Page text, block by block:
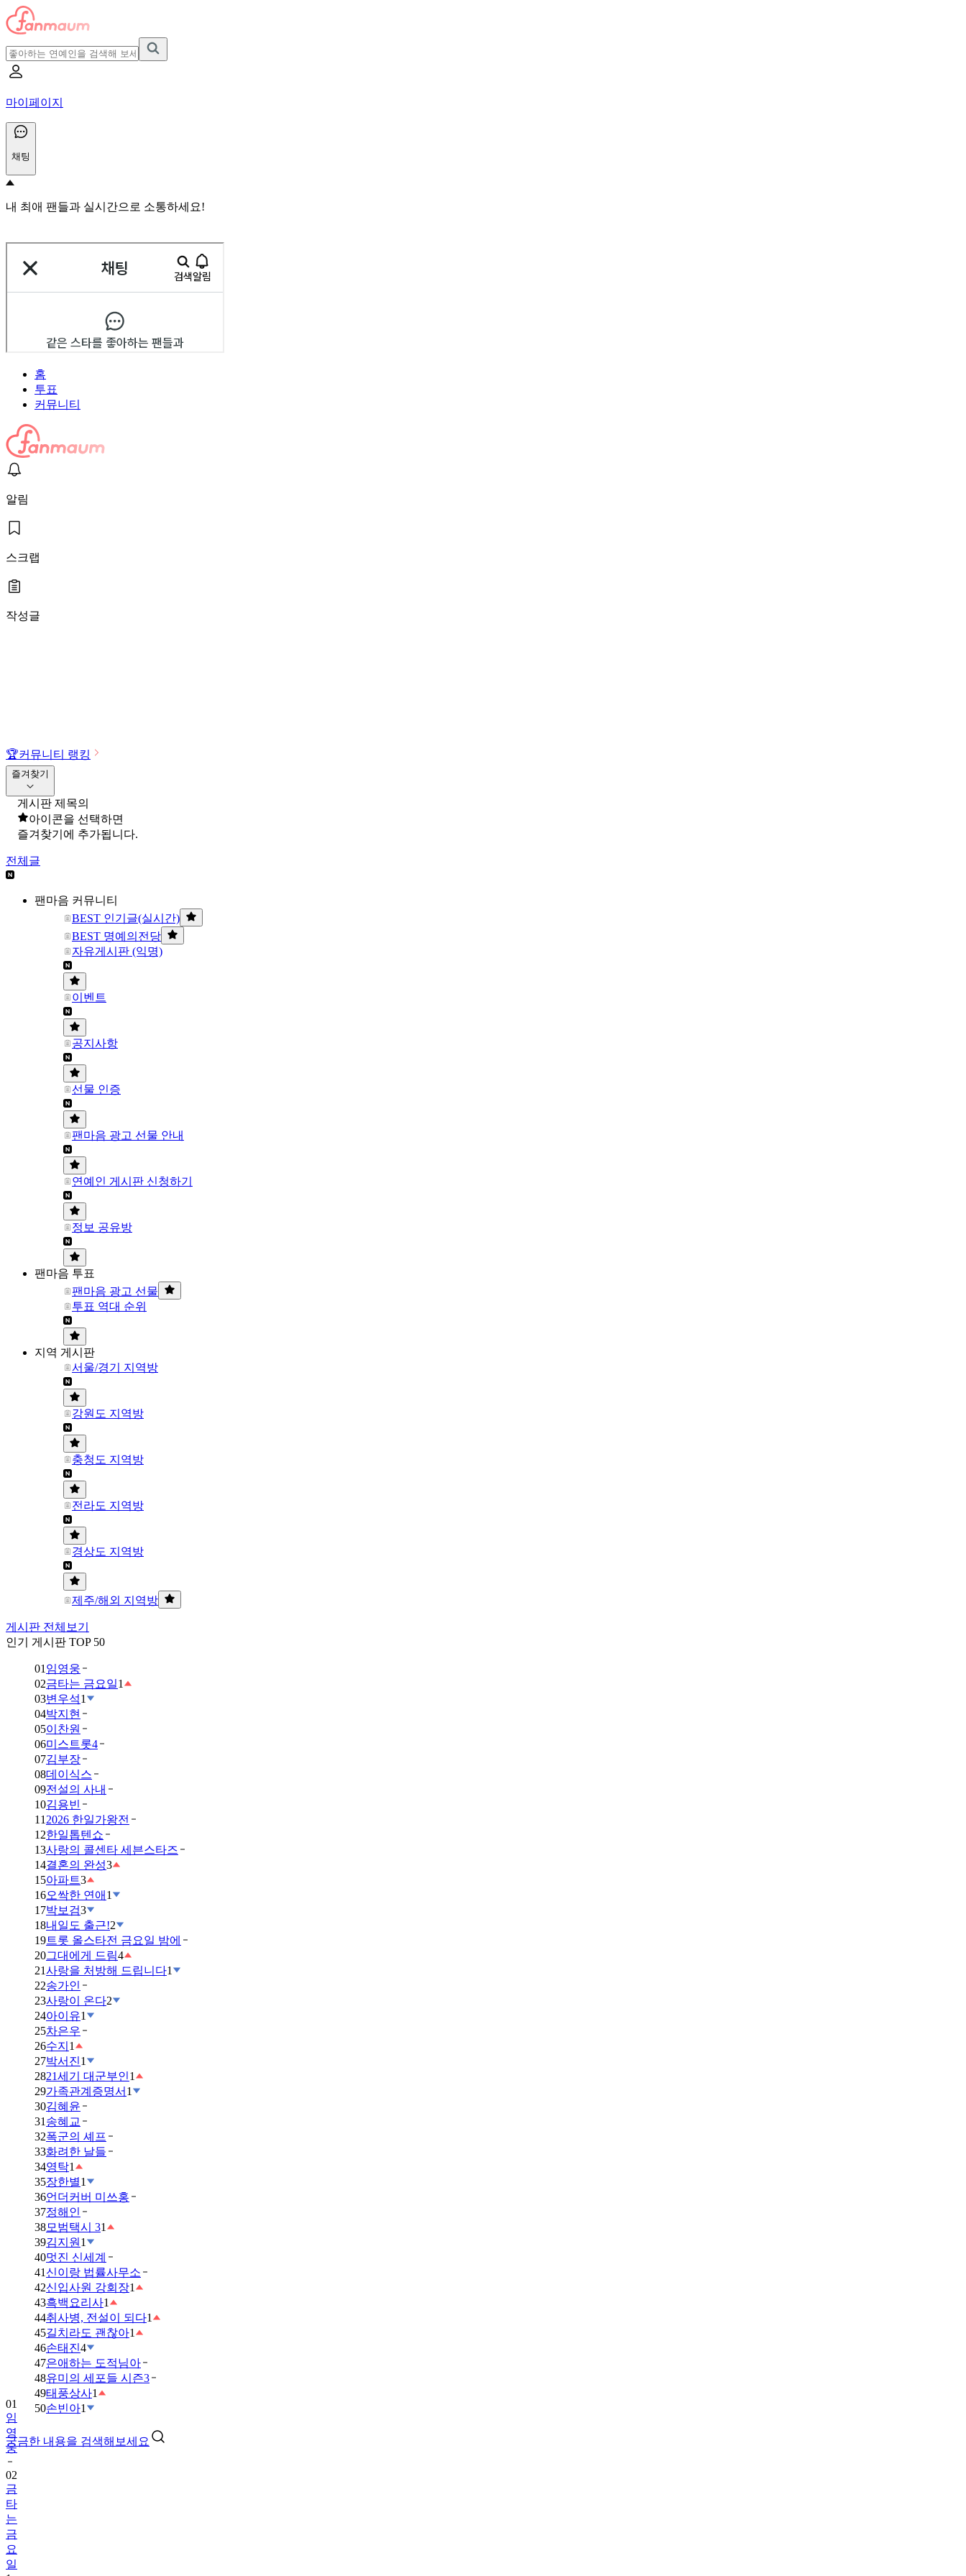
마이페이지
채팅
내 최애 팬들과 실시간으로 소통하세요!
홈
투표
커뮤니티
알림
스크랩
작성글
🏆커뮤니티 랭킹
즐겨찾기
게시판 제목의
아이콘을 선택하면
즐겨찾기에 추가됩니다.
전체글
팬마음 커뮤니티
BEST 인기글(실시간)
BEST 명예의전당
자유게시판 (익명)
이벤트
공지사항
선물 인증
팬마음 광고 선물 안내
연예인 게시판 신청하기
정보 공유방
팬마음 투표
팬마음 광고 선물
투표 역대 순위
지역 게시판
서울/경기 지역방
강원도 지역방
충청도 지역방
전라도 지역방
경상도 지역방
제주/해외 지역방
게시판 전체보기
인기 게시판 TOP 50
01 임영웅
02금타는 금요일1
03변우석1
04박지현
05이찬원
06미스트롯4
07김부장
08데이식스
09전설의 사내
10김용빈
11 2026 한일가왕전
12한일톱텐쇼
13사랑의 콜센타 세븐스타즈
14결혼의 완성3
15아파트3
16오싹한 연애 1
17박보검3
18내일도 출근!2
19트롯 올스타전 금요일 밤에
20그대에게 드림4
21사랑을 처방해 드립니다1
22송가인
23사랑이 온다2
24아이유1
25차은우
26수지 1
27박서진1
2821세기 대군부인1
29가족관계증명서 1
30김혜윤
31 송혜교
32폭군의 셰프
33화려한 날들
34영탁1
35장한별1
36언더커버 미쓰홍
37정해인
38모범택시 31
39김지원 1
40멋진 신세계
41 신이랑 법률사무소
42신입사원 강회장1
43흑백요리사1
44취사병, 전설이 되다1
45길치라도 괜찮아1
46손태진4
47은애하는 도적님아
48유미의 세포들 시즌3
49태풍상사1
50손빈아1
궁금한 내용을 검색해보세요
01
임
영
웅
02
금
타
는
금
요
일